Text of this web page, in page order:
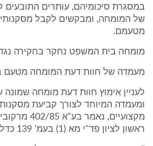
במסגרת סיכומיהם, עותרים התובעים
של המומחה, ומבקשים לקבל
מטעמם.
מומחה בית המשפט נחקר בחקירה
מעמדה של חוות דעת המומחה מטעם
לעניין אימוץ חוות דעת מומחה
ומעמדה המיוחד לצורך קביעת מסקנות
מקצועיים,
ראשון לציון פד"י מא (1) בעמ' 139 כדלקמן: